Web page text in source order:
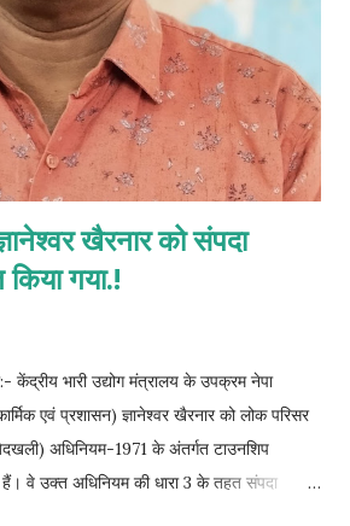
खैरनार को संपदा
गया.!
भारी उद्योग मंत्रालय के उपक्रम नेपा
एवं प्रशासन) ज्ञानेश्वर खैरनार को लोक परिसर
अधिनियम-1971 के अंतर्गत टाउनशिप
वे उक्त अधिनियम की धारा 3 के तहत संपदा